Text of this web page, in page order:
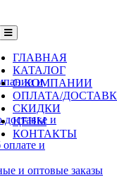
ГЛАВНАЯ
КАТАЛОГ
О КОМПАНИИ
ОПЛАТА/
СКИДКИ
ЦЕНЫ
КОНТАКТЫ
и
и
и
и оптовые заказы